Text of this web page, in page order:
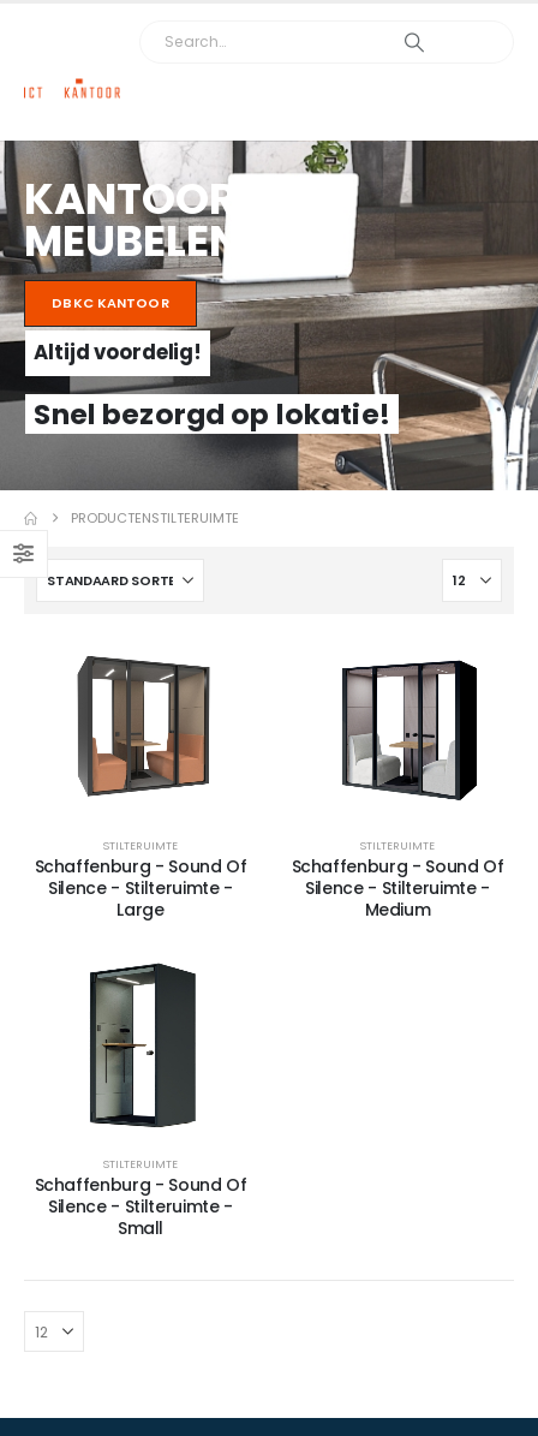
KANTOOR
MEUBELEN
DBKC KANTOOR
Altijd voordelig!
Snel bezorgd op lokatie!
PRODUCTENSTILTERUIMTE
STILTERUIMTE
Schaffenburg - Sound Of
Silence - Stilteruimte -
Large
STILTERUIMTE
Schaffenburg - Sound Of
Silence - Stilteruimte -
Medium
STILTERUIMTE
Schaffenburg - Sound Of
Silence - Stilteruimte -
Small